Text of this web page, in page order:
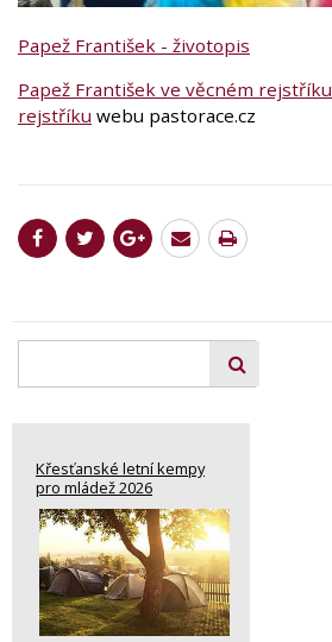
Papež František - životopis
Papež František ve věcném rejstříku
rejstříku webu pastorace.cz
Křesťanské letní kempy
pro mládež 2026